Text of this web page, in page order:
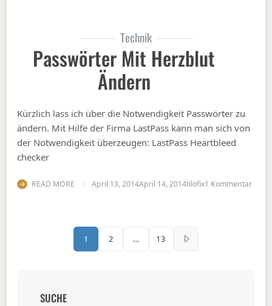
Technik
Passwörter Mit Herzblut
Ändern
Kürzlich lass ich über die Notwendigkeit Passwörter zu
ändern. Mit Hilfe der Firma LastPass kann man sich von
der Notwendigkeit überzeugen: LastPass Heartbleed
checker
READ MORE April 13, 2014April 14, 2014tilofix1 Kommentarzu
Seitennummerierung
1 2 … 13
SUCHE